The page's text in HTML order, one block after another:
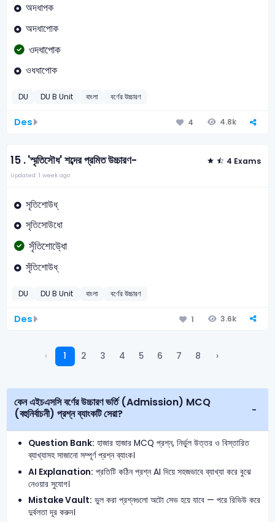
অদধাপক
অদধাপোক
ওদধাপোক
ওধধাপোক
DU DU B Unit বাংলা বর্ণের উচ্চারণ
Des 4 4.8k
15 .'স্মৃতিসৌধ' শব্দের প্রমিত উচ্চারণ- 4 Exams
Updated: 1 week ago
সৃতিশোউধ্
সৃতিসোউধো
সৃঁতিশোউ্ধো
সৃঁতিশোউধ্
DU DU B Unit বাংলা বর্ণের উচ্চারণ
Des 1 3.6k
‹ 1 2 3 4 5 6 7 8 ›
কেন এইচএসসি বর্ণের উচ্চারণ ভর্তি (Admission) MCQ
(বহুনির্বাচনী) প্রশ্ন ব্যাংকটি সেরা?
Question Bank: হাজার হাজার MCQ প্রশ্ন, নির্ভুল উত্তর ও বিস্তারিত
ব্যাখ্যাসহ সাজানো সম্পূর্ণ প্রশ্ন ব্যাংক।
AI Explanation: প্রতিটি কঠিন প্রশ্ন AI দিয়ে সহজভাবে ব্যাখ্যা করে বুঝে
নেওয়ার সুযোগ।
Mistake Vault: ভুল করা প্রশ্নগুলো অটো সেভ হয়ে যাবে — পরে রিভিউ করে
দুর্বলতা দূর করুন।